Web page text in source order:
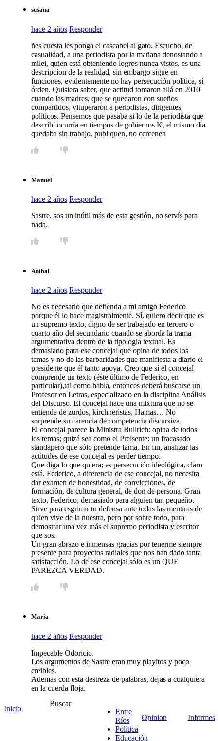
susana
hace 2 años Responder
ñes cuesta les ponga el cascabel al gato. Escucho, de
casualidad, a una periodista por la mañana denostando a
milei, quien está obteniendo logros nunca vistos, es una
descripcíon de la realidad, sin embargo sigue en
funciones, evidentemente no hay persecución política, si
órden. Quisiera saber, que actitud tomaron allá en 2010
cuando las madres, que se quedaron con sueños
compartidos, vituperaron a periodistas, dirigentes,
políticos. Pensemos que pasaba si lo de la periodista que
describí ocurría en tiempos de gobiernos K, el mismo día
quedaba sin trabajo. publiquen, no cercenen
Manuel
hace 2 años Responder
Sastre, sos un inútil más de esta gestión, no servís para
nada.
Aníbal
hace 2 años Responder
No es necesario que defienda a mi amigo Federico
porque él lo hace magistralmente. Sí, quiero decir que es
un supremo texto, digno de ser trabajado en tercero o
cuarto año del secundario cuando se aborda la trama
argumentativa dentro de la tipología textual. Es
demasiado para ese concejal que opina de todos los
temas y no de las barbaridades que manifiesta a diario el
presidente que él tanto apoya. Creo que sí el concejal
comprende un texto (éste último de Federico, en
particular),tal como habla, entonces deberá buscarse un
Profesor en Letras, especializado en la disciplina Análisis
del Discurso. El concejal hace una mixtura que no se
entiende de zurdos, kirchneristas, Hamas… No
sorprende su carencia de competencia discursiva.
El concejal parece la Ministra Bullrich: opina de todos
los temas; quizá sea como el Preisente: un fracasado
standapero que sólo pretende fama. En fin, analizar las
actitudes de ese concejal es perder tiempo.
Que diga lo que quiera; es persecución ideológica, claro
está. Federico, a diferencia de ese concejal, no necesita
dar examen de honestidad, de convicciones, de
formación, de cultura general, de don de persona. Gran
texto, Federico, demasiado para alguien tan pequeño.
Sirve para esgrimir tu defensa ante todas las mentiras de
quien vive de la nuestra, pero por sobre todo, para
demostrar una vez más el supremo periodista y escritor
que sos.
Un gran abrazo e inmensas gracias por tenerme siempre
presente para proyectos radiales que nos han dado tanta
satisfacción. Lo de ese concejal sólo es un QUE
PAREZCA VERDAD.
Maria
hace 2 años Responder
Impecable Odoricio.
Los argumentos de Sastre eran muy playitos y poco
creibles.
Ademas con esta destreza de palabras, dejas a cualquiera
en la cuerda floja.
Inicio
Buscar
Entre
Ríos
Política
Educación
Opinion Informes